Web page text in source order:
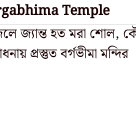
Temple
জ্যান্ত হত মরা শোল,
প্রস্তুত বর্গভীমা মন্দির